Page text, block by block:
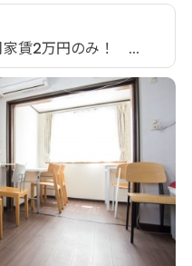
家賃2万円のみ！ ...